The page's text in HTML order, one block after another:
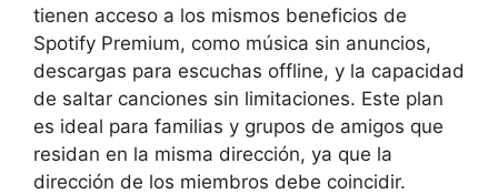
tienen acceso a los mismos beneficios de
Spotify Premium, como música sin anuncios,
descargas para escuchas offline, y la capacidad
de saltar canciones sin limitaciones. Este plan
es ideal para familias y grupos de amigos que
residan en la misma dirección, ya que la
dirección de los miembros debe coincidir.